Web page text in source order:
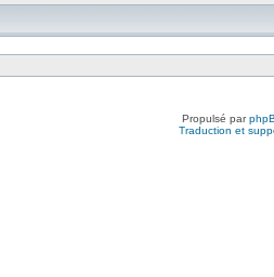
Propulsé par
Traduction et